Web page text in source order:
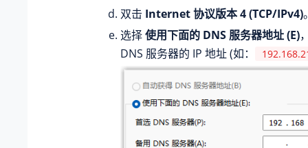
双击 Internet 协议版本 4 (TCP/IPv4)
选择使用下面的 DNS 服务器地址 (E)
DNS 服务器的 IP 地址 (如：